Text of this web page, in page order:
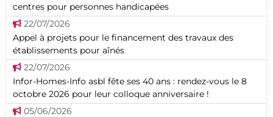
centres pour personnes handicapées
22/07/2026
Appel à projets pour le financement des travaux des
établissements pour aînés
22/07/2026
Infor-Homes-Info asbl fête ses 40 ans : rendez-vous le 8
octobre 2026 pour leur colloque anniversaire !
05/06/2026